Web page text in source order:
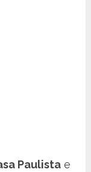
Paulista e